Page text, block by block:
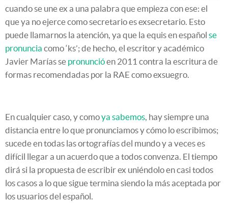
cuando se une ex a una palabra que empieza con ese: el
que ya no ejerce como secretario es exsecretario. Esto
puede llamarnos la atención, ya que la equis en español se
pronuncia como ‘ks’; de hecho, el escritor y académico
Javier Marías se pronuncióen 2011 contra la escritura de
formas recomendadas por la RAE como exsuegro.
En cualquier caso, y comoya sabemos, hay siempre una
distancia entre lo que pronunciamos y cómo lo escribimos;
sucede en todas las ortografías del mundo y a veces es
difícil llegar a un acuerdo que a todos convenza. El tiempo
dirá si la propuesta de escribir ex uniéndolo en casi todos
los casos a lo que sigue termina siendo la más aceptada por
los usuarios del español.